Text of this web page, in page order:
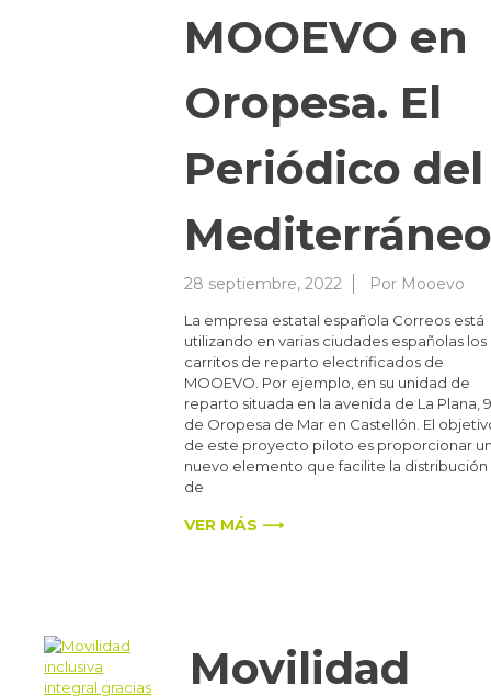
MOOEVO en
Oropesa. El
Periódico del
28 septiembre, 2022 Por Mooevo
La empresa estatal española Correos está
utilizando en varias ciudades españolas los
carritos de reparto electrificados de
MOOEVO. Por ejemplo, en su unidad de
reparto situada en la avenida de La Plana,
de Oropesa de Mar en Castellón. El
de este proyecto piloto es proporcionar
nuevo elemento que facilite la distribución
de
VER MÁS ⟶
Movilidad